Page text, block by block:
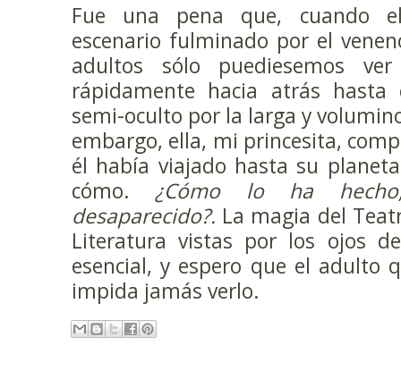
Fue una pena que, cuando
escenario fulminado por el
adultos sólo puediesemos
rápidamente hacia atrás
semi-oculto por la larga y
embargo, ella, mi princesita,
él había viajado hasta su
cómo.¿Cómo lo ha
desaparecido?. La magia del
Literatura vistas por los ojos
esencial, y espero que el adulto
impida jamás verlo.